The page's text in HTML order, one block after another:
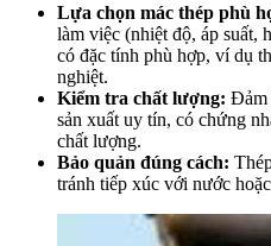
Lựa chọn mác thép phù
làm việc (nhiệt độ, áp suất,
có đặc tính phù hợp, ví dụ
nghiệt.
Kiểm tra chất lượng: Đảm
sản xuất uy tín, có chứng
chất lượng.
Bảo quản đúng cách:
tránh tiếp xúc với nước